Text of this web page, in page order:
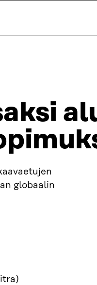
globaalin